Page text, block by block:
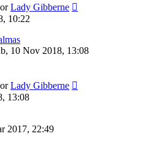
Lady Gibberne
10:22
10 Nov 2018, 13:08
Lady Gibberne
13:08
2017, 22:49